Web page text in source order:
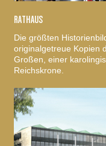
RATHAUS
Die größten
originalgetreue Kopien
Großen, einer
Reichskrone.